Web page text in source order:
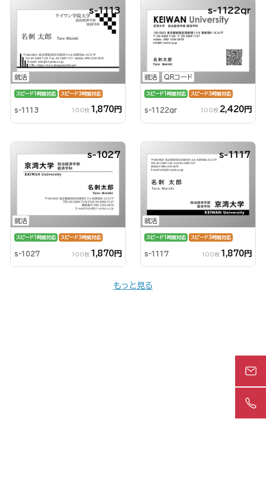
就活
s-1113
スピード1時間対応 スピード3時間対応
s-1113 100枚 1,870円
就活 QRコード
s-1122qr
スピード1時間対応 スピード3時間対応
s-1122qr 100枚 2,420円
就活
s-1027
スピード1時間対応 スピード3時間対応
s-1027 100枚 1,870円
就活
s-1117
スピード1時間対応 スピード3時間対応
s-1117 100枚 1,870円
もっと見る